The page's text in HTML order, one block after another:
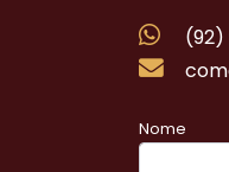
(92)
Nome